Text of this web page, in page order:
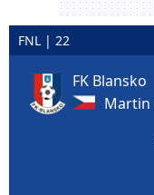
FNL | 22
FK Blansko
Martin